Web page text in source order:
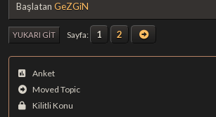
Başlatan GeZGiN
YUKARI GIT Sayfa 1 2
Anket
Moved Topic
Kilitli Konu